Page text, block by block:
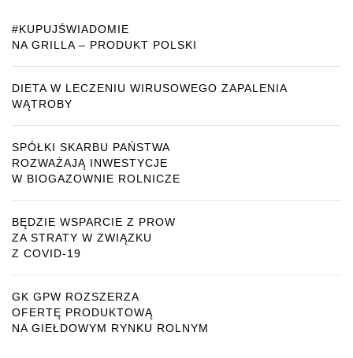
#KUPUJŚWIADOMIE
NA GRILLA – PRODUKT POLSKI
DIETA W LECZENIU WIRUSOWEGO ZAPALENIA
WĄTROBY
SPÓŁKI SKARBU PAŃSTWA
ROZWAŻAJĄ INWESTYCJE
W BIOGAZOWNIE ROLNICZE
BĘDZIE WSPARCIE Z PROW
ZA STRATY W ZWIĄZKU
Z COVID-19
GK GPW ROZSZERZA
OFERTĘ PRODUKTOWĄ
NA GIEŁDOWYM RYNKU ROLNYM